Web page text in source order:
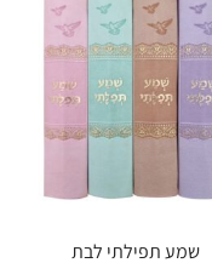
שמע תפילתי לבת